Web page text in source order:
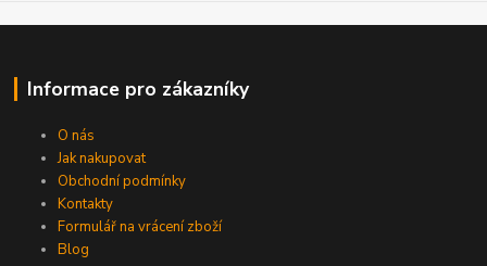
Informace pro zákazníky
O nás
Jak nakupovat
Obchodní podmínky
Kontakty
Formulář na vrácení zboží
Blog